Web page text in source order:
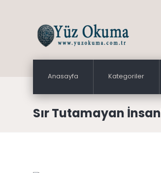
Anasayfa Kategoriler
Sır Tutamayan